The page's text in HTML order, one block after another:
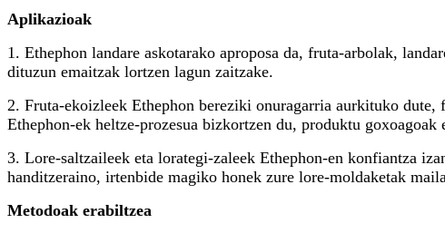
Aplikazioak
1. Ethephon landare askotarako aproposa da, fruta-arbolak,
dituzun emaitzak lortzen lagun zaitzake.
2. Fruta-ekoizleek Ethephon bereziki onuragarria aurkituko
Ethephon-ek heltze-prozesua bizkortzen du, produktu goxoagoak
3. Lore-saltzaileek eta lorategi-zaleek Ethephon-en konfiantza
handitzeraino, irtenbide magiko honek zure lore-moldaketak
Metodoak erabiltzea